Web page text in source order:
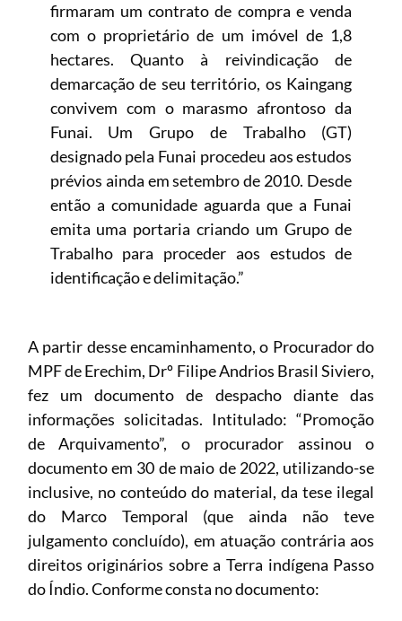
firmaram um contrato de compra e venda
com o proprietário de um imóvel de 1,8
hectares. Quanto à reivindicação de
demarcação de seu território, os Kaingang
convivem com o marasmo afrontoso da
Funai. Um Grupo de Trabalho (GT)
designado pela Funai procedeu aos estudos
prévios ainda em setembro de 2010. Desde
então a comunidade aguarda que a Funai
emita uma portaria criando um Grupo de
Trabalho para proceder aos estudos de
identificação e delimitação.”
A partir desse encaminhamento, o Procurador do
MPF de Erechim, Drº Filipe Andrios Brasil Siviero,
fez um documento de despacho diante das
informações solicitadas. Intitulado: “Promoção
de Arquivamento”, o procurador assinou o
documento em 30 de maio de 2022, utilizando-se
inclusive, no conteúdo do material, da tese ilegal
do Marco Temporal (que ainda não teve
julgamento concluído), em atuação contrária aos
direitos originários sobre a Terra indígena Passo
do Índio. Conforme consta no documento: